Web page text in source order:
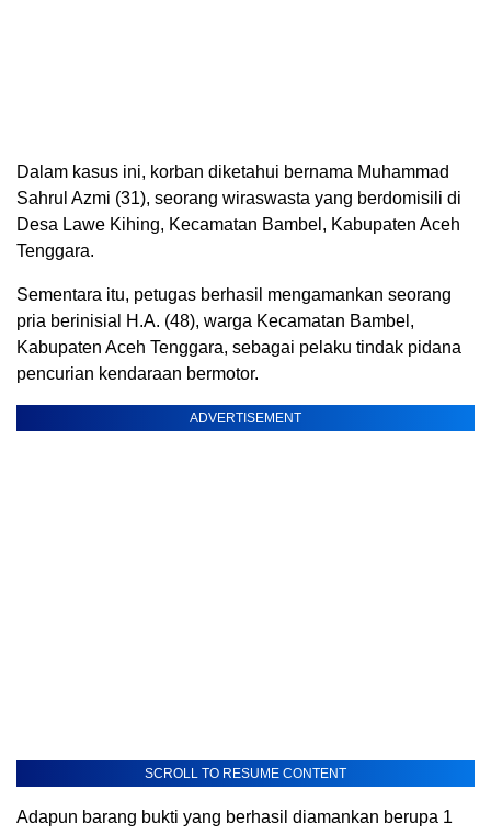
Dalam kasus ini, korban diketahui bernama Muhammad
Sahrul Azmi (31), seorang wiraswasta yang berdomisili di
Desa Lawe Kihing, Kecamatan Bambel, Kabupaten Aceh
Tenggara.
Sementara itu, petugas berhasil mengamankan seorang
pria berinisial H.A. (48), warga Kecamatan Bambel,
Kabupaten Aceh Tenggara, sebagai pelaku tindak pidana
pencurian kendaraan bermotor.
ADVERTISEMENT
SCROLL TO RESUME CONTENT
Adapun barang bukti yang berhasil diamankan berupa 1